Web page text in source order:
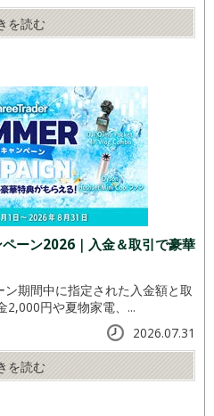
を読む
ーン2026｜入金＆取引で豪華
期間中に指定された入金額と取
2,000円や夏物家電、...
2026.07.31
を読む